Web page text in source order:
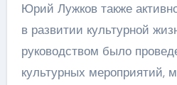
Юрий Лужков также
в развитии культурной
руководством было
культурных мероприятий,